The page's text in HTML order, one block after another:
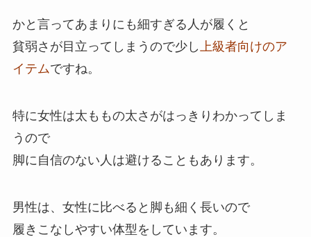
かと言ってあまりにも細すぎる人が履くと
貧弱さが目立ってしまうので少し上級者向けのア
イテムですね。
特に女性は太ももの太さがはっきりわかってしま
うので
脚に自信のない人は避けることもあります。
男性は、女性に比べると脚も細く長いので
履きこなしやすい体型をしています。